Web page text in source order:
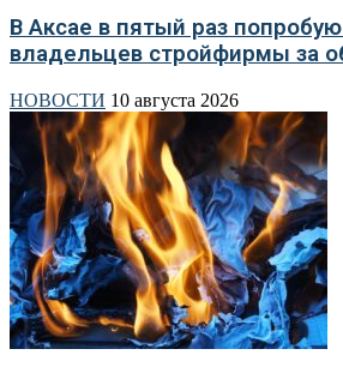
В Аксае в пятый раз
владельцев стройфирмы за
НОВОСТИ 10 августа 2026